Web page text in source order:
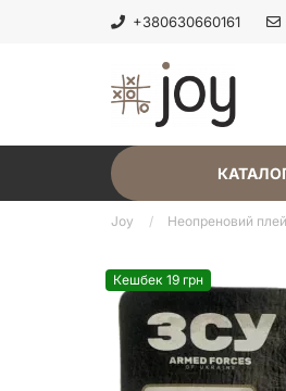
+380630660161
Joy Неопреновий
Кешбек 19 грн